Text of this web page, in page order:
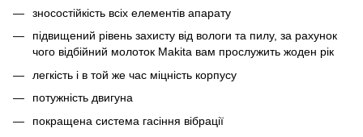
зносостійкість всіх елементів апарату
підвищений рівень захисту від вологи та пилу, за рахунок
чого відбійний молоток Makita вам прослужить жоден рік
легкість і в той же час міцність корпусу
потужність двигуна
покращена система гасіння вібрації